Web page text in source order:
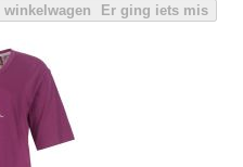
winkelwagen Er ging iets mis